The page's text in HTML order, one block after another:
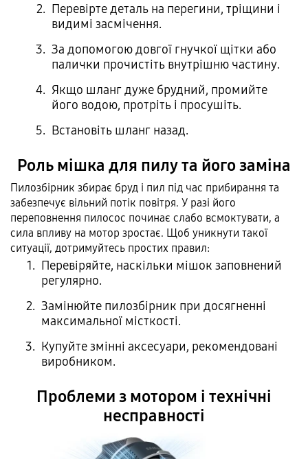
Перевірте деталь на перегини, тріщини і
видимі засмічення.
За допомогою довгої гнучкої щітки або
палички прочистіть внутрішню частину.
Якщо шланг дуже брудний, промийте
його водою, протріть і просушіть.
Встановіть шланг назад.
Роль мішка для пилу та його заміна
Пилозбірник збирає бруд і пил під час прибирання та
забезпечує вільний потік повітря. У разі його
переповнення пилосос починає слабо всмоктувати, а
сила впливу на мотор зростає. Щоб уникнути такої
ситуації, дотримуйтесь простих правил:
Перевіряйте, наскільки мішок заповнений
регулярно.
Замінюйте пилозбірник при досягненні
максимальної місткості.
Купуйте змінні аксесуари, рекомендовані
виробником.
Проблеми з мотором і технічні
несправності